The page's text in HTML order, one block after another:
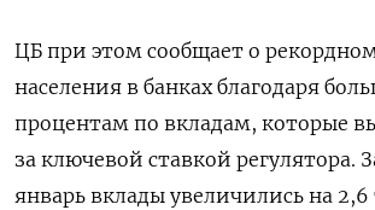
ЦБ при этом сообщает о
населения в банках благодаря
процентам по вкладам, которые
за ключевой ставкой регулятора.
январь вклады увеличились на 2,6